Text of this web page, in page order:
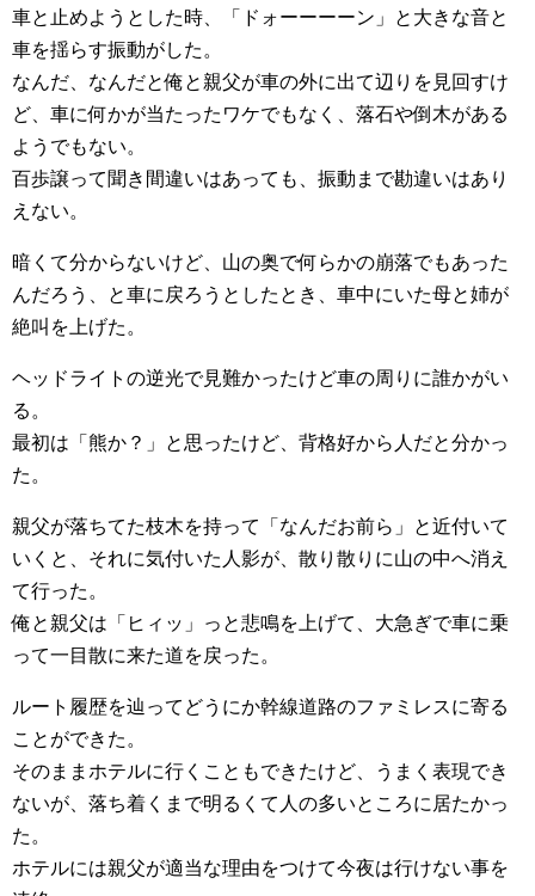
車と止めようとした時、「ドォーーーーン」と大きな音と
車を揺らす振動がした。
なんだ、なんだと俺と親父が車の外に出て辺りを見回すけ
ど、車に何かが当たったワケでもなく、落石や倒木がある
ようでもない。
百歩譲って聞き間違いはあっても、振動まで勘違いはあり
えない。
暗くて分からないけど、山の奥で何らかの崩落でもあった
んだろう、と車に戻ろうとしたとき、車中にいた母と姉が
絶叫を上げた。
ヘッドライトの逆光で見難かったけど車の周りに誰かがい
る。
最初は「熊か？」と思ったけど、背格好から人だと分かっ
た。
親父が落ちてた枝木を持って「なんだお前ら」と近付いて
いくと、それに気付いた人影が、散り散りに山の中へ消え
て行った。
俺と親父は「ヒィッ」っと悲鳴を上げて、大急ぎで車に乗
って一目散に来た道を戻った。
ルート履歴を辿ってどうにか幹線道路のファミレスに寄る
ことができた。
そのままホテルに行くこともできたけど、うまく表現でき
ないが、落ち着くまで明るくて人の多いところに居たかっ
た。
ホテルには親父が適当な理由をつけて今夜は行けない事を